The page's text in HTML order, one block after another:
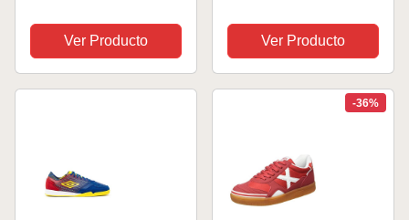
Chunkyrayan Rojo
H001-Z001 Red-39
Ver Producto
Ver Producto
-36%